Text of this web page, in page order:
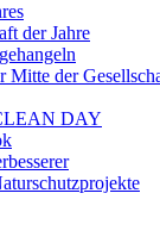
der Jahre
Mitte der
DAY